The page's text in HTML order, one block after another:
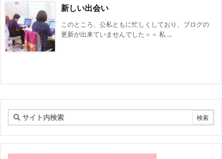
新しい出会い
このところ、公私ともに忙しくしており、ブログの
更新が出来ていませんでした＞＜ 私 ...